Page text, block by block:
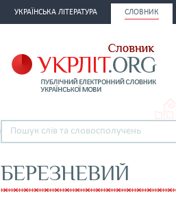
УКРАЇНСЬКА ЛІТЕРАТУРА СЛОВНИК
БЕРЕЗНЕВИЙ